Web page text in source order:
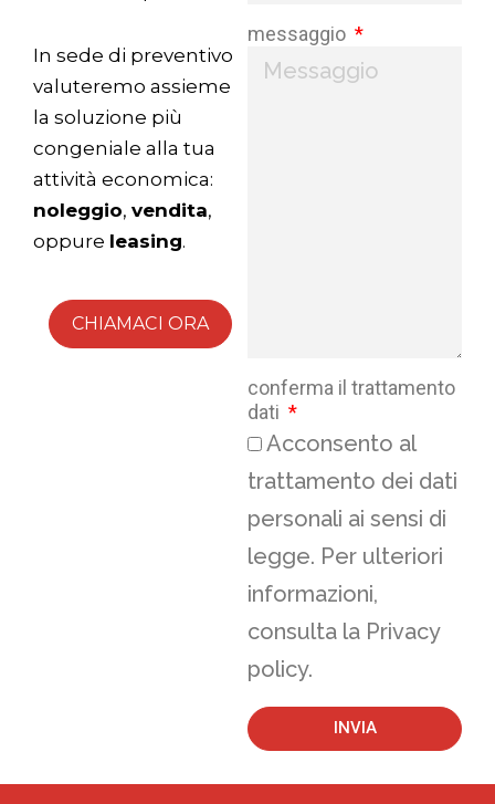
In sede di preventivo
valuteremo assieme
la soluzione più
congeniale alla tua
attività economica:
noleggio, vendita,
oppure leasing.
CHIAMACI ORA
messaggio
conferma il trattamento
dati
Acconsento al
trattamento dei dati
personali ai sensi di
legge. Per ulteriori
informazioni,
consulta la Privacy
policy.
INVIA